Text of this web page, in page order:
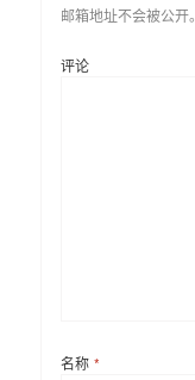
邮箱地址不会被公开。
评论
名称*